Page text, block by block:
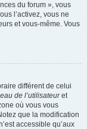
du forum », vous
l’activez, vous ne
et vous-même. Vous
différent de celui
de l’utilisateuret
où vous vous
que la modification
accessible qu’aux